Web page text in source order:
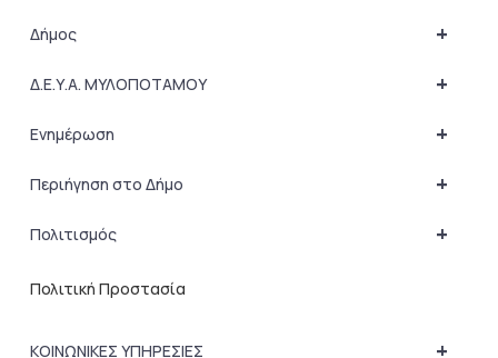
+
Δήμος
+
Δ.Ε.Υ.Α. ΜΥΛΟΠΟΤΑΜΟΥ
+
Ενημέρωση
+
Περιήγηση στο Δήμο
+
Πολιτισμός
Πολιτική Προστασία
+
ΚΟΙΝΩΝΙΚΕΣ ΥΠΗΡΕΣΙΕΣ